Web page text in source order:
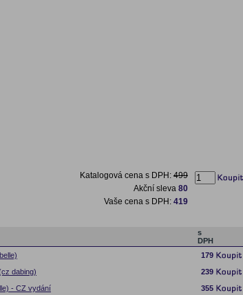
Katalogová cena s DPH: 499
Akční sleva 80
Vaše cena s DPH: 419
s
DPH
179
dabing)
239
- CZ vydání
355